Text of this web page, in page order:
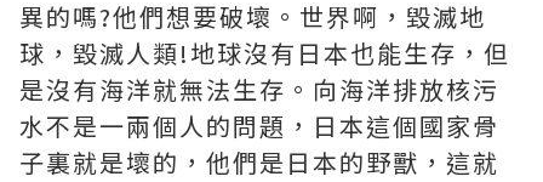
異的嗎?他們想要破壞。世界啊，毀滅地
球，毀滅人類!地球沒有日本也能生存，但
是沒有海洋就無法生存。向海洋排放核污
水不是一兩個人的問題，日本這個國家骨
子裏就是壞的，他們是日本的野獸，這就